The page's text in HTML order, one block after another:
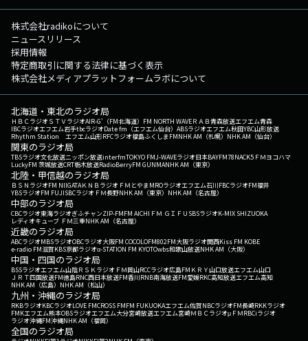
株式会社radikoについて
ニュースリリース
採用情報
特定商取引に関する法律に基づく表示
株式会社メディアプラットフォームラボについて
北海道・東北のラジオ局
ＨＢＣラジオＳＴＶラジオAIR-G'（FM北海道） FM NORTH WAVEＲＡＢ青森放送エフエム青森
IBCラジオエフエム岩手tbcラジオDate fm（エフエム仙台） ABSラジオエフエム秋田YBC山形放送
Rhythm Station エフエム山形RFCラジオ福島ふくしまFMNHK AM（札幌） NHK AM（仙台）
関東のラジオ局
TBSラジオ文化放送ニッポン放送interfmTOKYO FMJ-WAVEラジオ日本BAYFM78NACK5 ＦＭヨコハマ
LuckyFM 茨城放送CRT栃木放送RadioBerryFM GUNMANHK AM（東京）
北陸・甲信越のラジオ局
ＢＳＮラジオFM NIIGATAＫＮＢラジオ ＦＭとやまMROラジオエフエム石川FBCラジオFM福井
YBSラジオFM FUJISBCラジオ ＦＭ長野NHK AM（東京） NHK AM（名古屋）
中部のラジオ局
CBCラジオ東海ラジオぎふチャンZIP-FMFM AICHI ＦＭ ＧＩＦＵ SBSラジオK-MIX SHIZUOKA
レディオキューブ ＦＭ三重NHK AM（名古屋）
近畿のラジオ局
ABCラジオMBSラジオOBCラジオ大阪FM COCOLOFM802FM大阪ラジオ関西Kiss FM KOBE
e-radio FM滋賀KBS京都ラジオα-STATION FM KYOTOwbs和歌山放送NHK AM（大阪）
中国・四国のラジオ局
BSSラジオエフエム山陰ＲＳＫラジオ ＦＭ岡山RCCラジオ広島FM ＫＲＹ山口放送エフエム山口
ＪＲＴ四国放送FM徳島RNC西日本放送FM香川RNB南海放送FM愛媛RKC高知放送エフエム高知
NHK AM（広島） NHK AM（松山）
九州・沖縄のラジオ局
RKBラジオKBCラジオLOVE FMCROSS FMFM FUKUOKAエフエム佐賀NBCラジオFM長崎RKKラジオ
FMKエフエム熊本OBSラジオエフエム大分宮崎放送エフエム宮崎ＭＢＣラジオμＦＭRBCiラジオ
ラジオ沖縄FM沖縄NHK AM（福岡）
全国のラジオ局